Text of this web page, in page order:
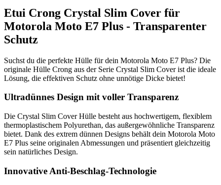
Etui Crong Crystal Slim Cover für
Motorola Moto E7 Plus - Transparenter
Schutz
Suchst du die perfekte Hülle für dein Motorola Moto E7 Plus? Die
originale Hülle Crong aus der Serie Crystal Slim Cover ist die ideale
Lösung, die effektiven Schutz ohne unnötige Dicke bietet!
Ultradünnes Design mit voller Transparenz
Die Crystal Slim Cover Hülle besteht aus hochwertigem, flexiblem
thermoplastischem Polyurethan, das außergewöhnliche Transparenz
bietet. Dank des extrem dünnen Designs behält dein Motorola Moto
E7 Plus seine originalen Abmessungen und präsentiert gleichzeitig
sein natürliches Design.
Innovative Anti-Beschlag-Technologie